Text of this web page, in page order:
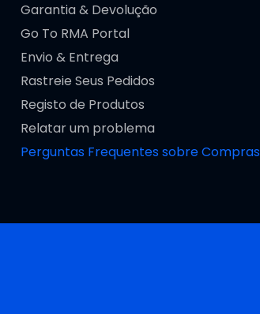
Garantia & Devolução
Go To RMA Portal
Envio & Entrega
Rastreie Seus Pedidos
Registo de Produtos
Relatar um problema
Perguntas Frequentes sobre Compras